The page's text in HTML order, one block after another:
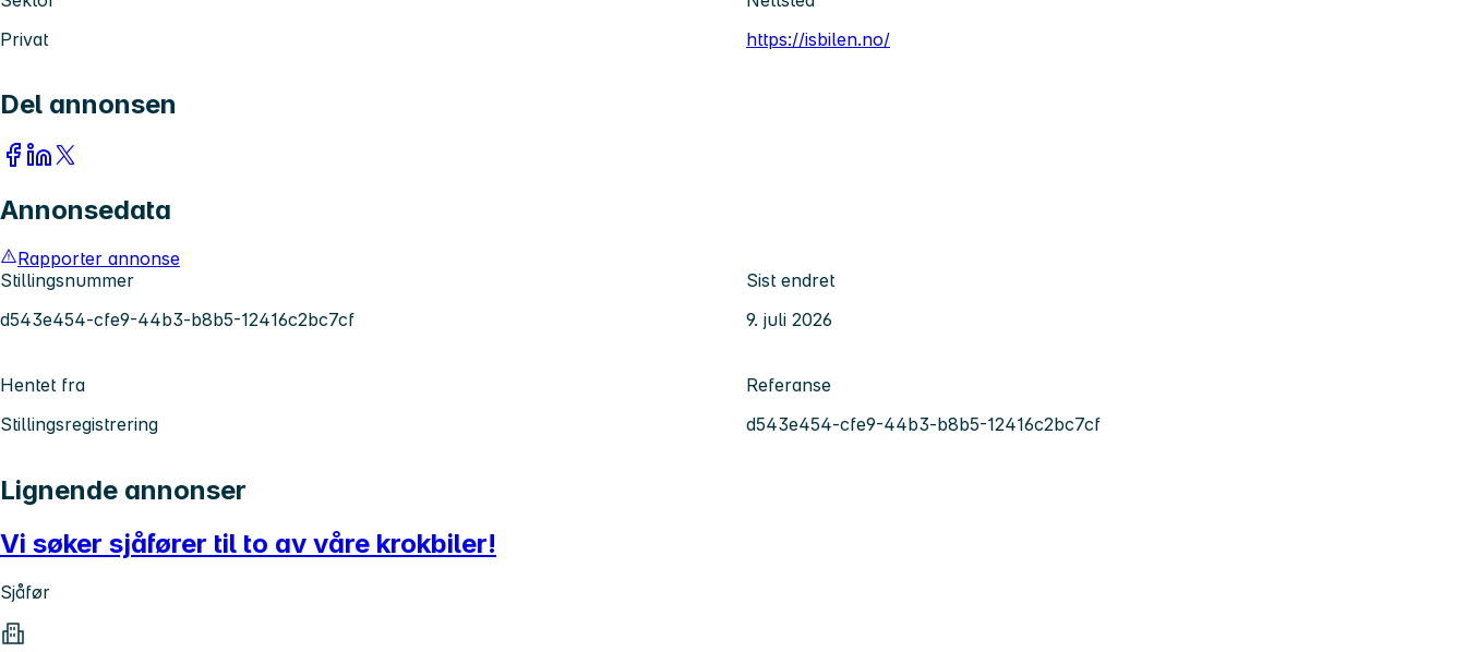
Privat
https://isbilen.no/
Del annonsen
Annonsedata
Rapporter annonse
Stillingsnummer
d543e454-cfe9-44b3-b8b5-12416c2bc7cf
Sist endret
9. juli 2026
Hentet fra
Stillingsregistrering
Referanse
d543e454-cfe9-44b3-b8b5-12416c2bc7cf
Lignende annonser
Vi søker sjåfører til to av våre krokbiler!
Sjåfør